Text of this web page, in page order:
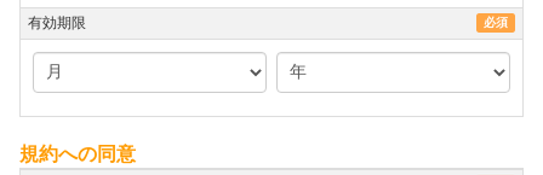
有効期限 必須
規約への同意